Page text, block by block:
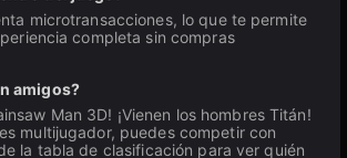
microtransacciones, lo que te permite
completa sin compras
amigos?
Man 3D! ¡Vienen los hombres Titán!
multijugador, puedes competir con
la tabla de clasificación para ver quién